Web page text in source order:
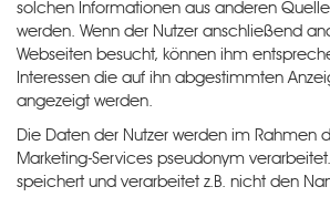
solchen Informationen aus anderen
werden. Wenn der Nutzer anschließend
Webseiten besucht, können ihm
Interessen die auf ihn abgestimmten
angezeigt werden.
Die Daten der Nutzer werden im Rahmen
Marketing-Services pseudonym
speichert und verarbeitet z.B. nicht den